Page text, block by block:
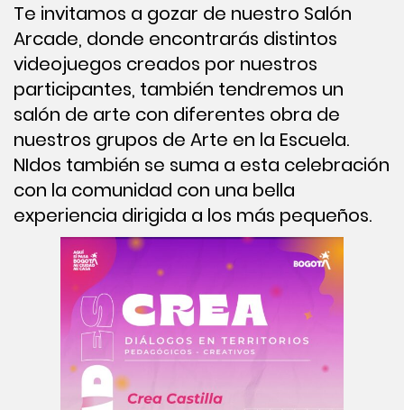
Te invitamos a gozar de nuestro Salón
Arcade, donde encontrarás distintos
videojuegos creados por nuestros
participantes, también tendremos un
salón de arte con diferentes obra de
nuestros grupos de Arte en la Escuela.
NIdos también se suma a esta celebración
con la comunidad con una bella
experiencia dirigida a los más pequeños.